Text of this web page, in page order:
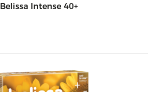
Belissa Intense 40+